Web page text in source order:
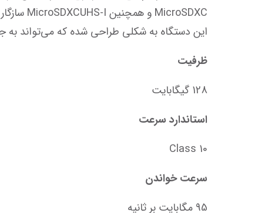
این دستگاه به شکلی طراحی شده که می‌تواند به جایگاه کارت SD شما سازگار و متصل شود.
ظرفیت
128 گیگابایت
استاندارد سرعت
Class 10
سرعت خواندن
95 مگابایت بر ثانیه